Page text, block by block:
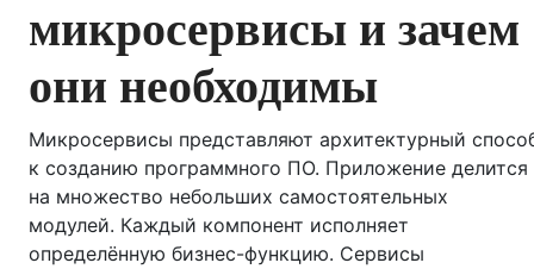
микросервисы и зачем
они необходимы
Микросервисы представляют архитектурный
к созданию программного ПО. Приложение делится
на множество небольших самостоятельных
модулей. Каждый компонент исполняет
определённую бизнес-функцию. Сервисы